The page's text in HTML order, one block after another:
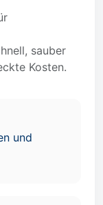
sauber
Kosten.
und